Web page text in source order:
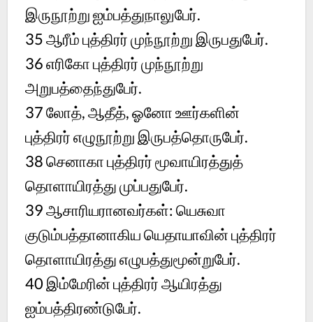
இருநூற்று ஐம்பத்துநாலுபேர்.
35 ஆரீம் புத்திரர் முந்நூற்று இருபதுபேர்.
36 எரிகோ புத்திரர் முந்நூற்று
அறுபத்தைந்துபேர்.
37 லோத், ஆதீத், ஓனோ ஊர்களின்
புத்திரர் எழுநூற்று இருபத்தொருபேர்.
38 செனாகா புத்திரர் மூவாயிரத்துத்
தொளாயிரத்து முப்பதுபேர்.
39 ஆசாரியரானவர்கள்: யெசுவா
குடும்பத்தானாகிய யெதாயாவின் புத்திரர்
தொளாயிரத்து எழுபத்துமூன்றுபேர்.
40 இம்மேரின் புத்திரர் ஆயிரத்து
ஐம்பத்திரண்டுபேர்.